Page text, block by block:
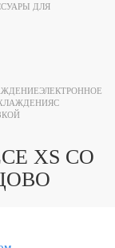
ДЛЯ
ЭЛЕКТРОННОЕ
С
XS СО